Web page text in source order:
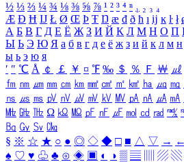
½ ⅓ ⅔ ¼ ¾ ⅛ ⅜ ⅝ ⅞ ¹ ² ³ ⁴ ⁿ ₁ ₂ ₃ ₄
Æ Ð Ħ Ĳ Ł Ø Œ Þ Ŧ Ŋ æ đ ð ħ ı ĳ ĸ ŀ ł
А Б В Г Д Е Ё Ж З И Й К Л М Н О П
Ы Ь Э Ю Я а б в г д е ё ж з и й к л м н
ы ь э ю я
′ ″ ℃ Å ￠ ￡ ￥ ¤ ℉ ‰ ＄ ％ Ｆ ￦ ㎕
㎙ ㎚ ㎛ ㎜ ㎝ ㎞ ㎟ ㎠ ㎡ ㎢ ㏊ ㎍ ㎎
㎱ ㎲ ㎳ ㎴ ㎵ ㎶ ㎷ ㎸ ㎹ ㎀ ㎁ ㎂ ㎃
㎒ ㎓ ㎔ Ω ㏀ ㏁ ㎊ ㎋ ㎌ ㏖ ㏅ ㎭ ㎮
㏃ ㏉ ㏜ ㏆
§ ※ ☆ ★ ○ ● ◎ ◇ ◆ □ ■ △ ▽ → ←
♠ ♡ ♥ ♧ ♣ ⊙ ◈ ▣ ◐ ◑ ▒ ▤ ▨ ▧